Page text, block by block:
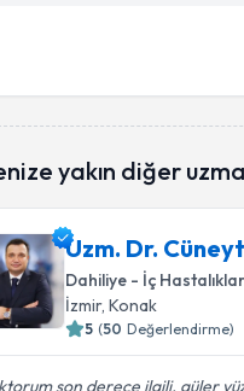
yakın diğer
Uzm. Dr.
Dahiliye - İç
İzmir, Konak
5 (50 Değerlendirme)
son derece ilgili, güler